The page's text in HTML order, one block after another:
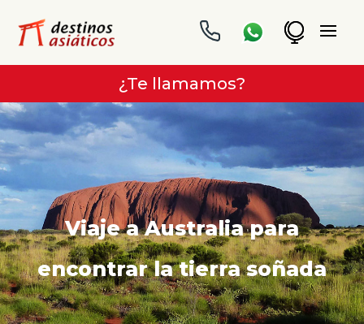
¿Te llamamos?
Viaje a Australia para
encontrar la tierra soñada